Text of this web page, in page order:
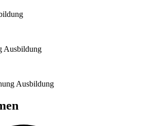
Ausbildung
Ausbildung